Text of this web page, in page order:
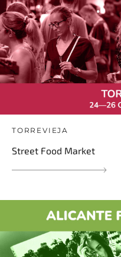
TORREVIEJA
Street Food Market